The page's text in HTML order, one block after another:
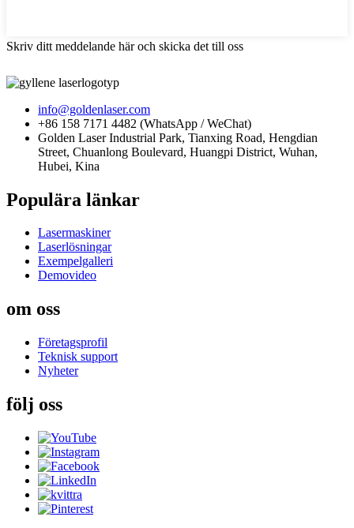
Skriv ditt meddelande här och skicka det till oss
info@goldenlaser.com
+86 158 7171 4482 (WhatsApp / WeChat)
Golden Laser Industrial Park, Tianxing Road, Hengdian
Street, Chuanlong Boulevard, Huangpi District, Wuhan,
Hubei, Kina
Populära länkar
Lasermaskiner
Laserlösningar
Exempelgalleri
Demovideo
om oss
Företagsprofil
Teknisk support
Nyheter
följ oss